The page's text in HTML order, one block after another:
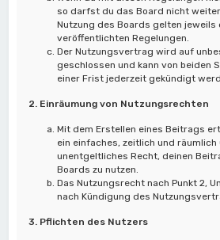
so darfst du das Board nicht
Nutzung des Boards gelten jeweils
veröffentlichten Regelungen.
Der Nutzungsvertrag wird auf
geschlossen und kann von beiden
einer Frist jederzeit gekündigt
2. Einräumung von Nutzungsrechten
Mit dem Erstellen eines Beitrags
ein einfaches, zeitlich und
unentgeltliches Recht, deinen
Boards zu nutzen.
Das Nutzungsrecht nach Punkt 2,
nach Kündigung des
3. Pflichten des Nutzers